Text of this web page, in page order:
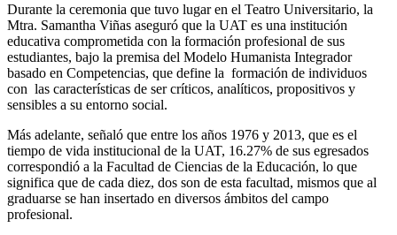
Durante la ceremonia que tuvo lugar en el Teatro Universitario, la
Mtra. Samantha Viñas aseguró que la UAT es una institución
educativa comprometida con la formación profesional de sus
estudiantes, bajo la premisa del Modelo Humanista Integrador
basado en Competencias, que define la formación de individuos
con las características de ser críticos, analíticos, propositivos y
sensibles a su entorno social.
Más adelante, señaló que entre los años 1976 y 2013, que es el
tiempo de vida institucional de la UAT, 16.27% de sus egresados
correspondió a la Facultad de Ciencias de la Educación, lo que
significa que de cada diez, dos son de esta facultad, mismos que al
graduarse se han insertado en diversos ámbitos del campo
profesional.